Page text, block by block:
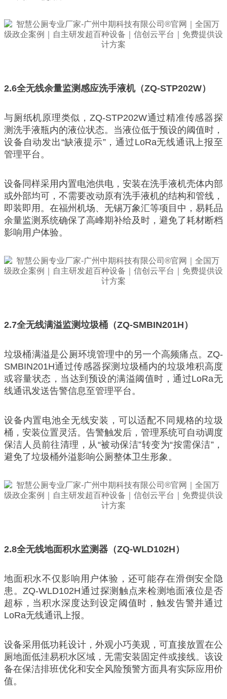
2.6全无线余量监测感应洗手液机（ZQ-STP202W）
与厕纸机原理类似，ZQ-STP202W通过精准传感器探
测洗手液瓶内的液位状态。当液位低于预设的阈值时，
设备自动发出“缺液提示”，通过LoRa无线通讯上报至
管理平台。
设备同样采用内置电池供电，安装在洗手液机壳体内部
或外部均可，不需要改动原有洗手液机的结构和管线，
即装即用。在福州机场、无锡万象汇等项目中，易耗品
余量监测系统确保了高峰期补给及时，避免了耗材断档
影响用户体验。
2.7全无线满溢监测垃圾桶（ZQ-SMBIN201H）
垃圾桶满溢是公厕环境管理中的另一个高频痛点。ZQ-
SMBIN201H通过传感器探测垃圾桶内的垃圾堆积高度
或容量状态，当达到预设的满溢阈值时，通过LoRa无
线通讯发送告警信息至管理平台。
设备内置电池全无线安装，可以适配不同规格的垃圾
桶，安装位置灵活。告警触发后，管理系统可自动调度
保洁人员前往清理，从“被动保洁”转变为“按需保洁”，
避免了垃圾桶外溢影响公厕整体卫生形象。
2.8全无线地面积水监测器（ZQ-WLD102H）
地面积水不仅影响用户体验，还可能存在滑倒安全隐
患。ZQ-WLD102H通过探测触点来检测地面液位是否
超标，当积水深度达到设定阈值时，触发告警并通过
LoRa无线通讯上报。
设备采用低功耗设计，外观小巧美观，可直接放置在公
厕地面低洼易积水区域，无需安装固定件或接线。该设
备在保洁排班优化和安全风险预警方面具有实际应用价
值。